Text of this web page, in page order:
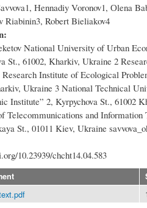
Hennadiy Voronov1, Оlena
Riabinin3, Robert Bieliakov4
National University of Urban
St., 61002, Kharkiv, Ukraine 2
Institute of Ecological
Ukraine 3 National Technical
Institute” 2, Kyrpychova St., 61002
Telecommunications and Information
St., 01011 Kiev, Ukraine
10.23939/chcht14.04.583